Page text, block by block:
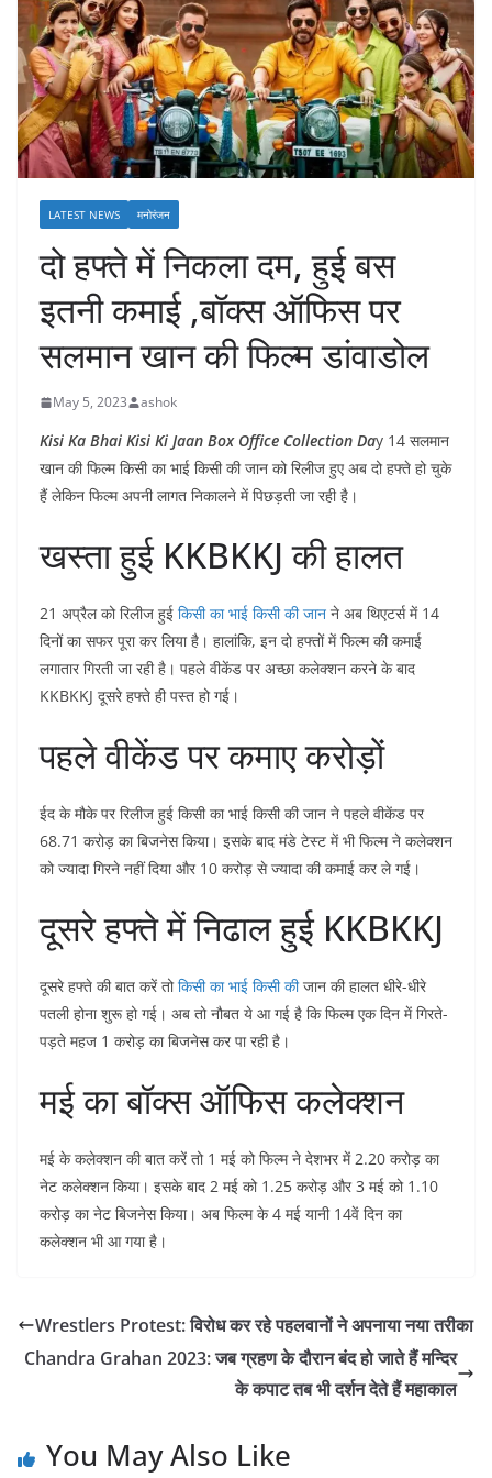
LATEST NEWS मनोरंजन
दो हफ्ते में निकला दम, हुई बस
इतनी कमाई ,बॉक्स ऑफिस पर
सलमान खान की फिल्म डांवाडोल
May 5, 2023 ashok
Kisi Ka Bhai Kisi Ki Jaan Box Office Collection Day 14 सलमान
खान की फिल्म किसी का भाई किसी की जान को रिलीज हुए अब दो हफ्ते हो चुके
हैं लेकिन फिल्म अपनी लागत निकालने में पिछड़ती जा रही है।
खस्ता हुई KKBKKJ की हालत
21 अप्रैल को रिलीज हुई किसी का भाई किसी की जान ने अब थिएटर्स में 14
दिनों का सफर पूरा कर लिया है। हालांकि, इन दो हफ्तों में फिल्म की कमाई
लगातार गिरती जा रही है। पहले वीकेंड पर अच्छा कलेक्शन करने के बाद
KKBKKJ दूसरे हफ्ते ही पस्त हो गई।
पहले वीकेंड पर कमाए करोड़ों
ईद के मौके पर रिलीज हुई किसी का भाई किसी की जान ने पहले वीकेंड पर
68.71 करोड़ का बिजनेस किया। इसके बाद मंडे टेस्ट में भी फिल्म ने कलेक्शन
को ज्यादा गिरने नहीं दिया और 10 करोड़ से ज्यादा की कमाई कर ले गई।
दूसरे हफ्ते में निढाल हुई KKBKKJ
दूसरे हफ्ते की बात करें तोकिसी का भाई किसी कीजान की हालत धीरे-धीरे
पतली होना शुरू हो गई। अब तो नौबत ये आ गई है कि फिल्म एक दिन में गिरते-
पड़ते महज 1 करोड़ का बिजनेस कर पा रही है।
मई का बॉक्स ऑफिस कलेक्शन
मई के कलेक्शन की बात करें तो 1 मई को फिल्म ने देशभर में 2.20 करोड़ का
नेट कलेक्शन किया। इसके बाद 2 मई को 1.25 करोड़ और 3 मई को 1.10
करोड़ का नेट बिजनेस किया। अब फिल्म के 4 मई यानी 14वें दिन का
कलेक्शन भी आ गया है।
Wrestlers Protest: विरोध कर रहे पहलवानों ने अपनाया नया तरीका
Chandra Grahan 2023: जब ग्रहण के दौरान बंद हो जाते हैं मन्दिर
के कपाट तब भी दर्शन देते हैं महाकाल
You May Also Like